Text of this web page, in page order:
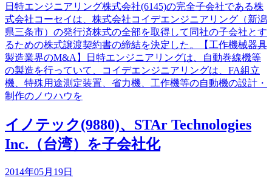
日特エンジニアリング株式会社(6145)の完全子会社である株
式会社コーセイは、株式会社コイデエンジニアリング（新潟
県三条市）の発行済株式の全部を取得して同社の子会社とす
るための株式譲渡契約書の締結を決定した。【工作機械器具
製造業界のM&A】日特エンジニアリングは、自動巻線機等
の製造を行っていて、コイデエンジニアリングは、FA組立
機、特殊用途測定装置、省力機、工作機等の自動機の設計・
制作のノウハウを
イノテック(9880)、STAr Technologies
Inc.（台湾）を子会社化
2014年05月19日